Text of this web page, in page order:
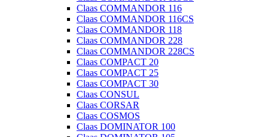
Claas COMMANDOR 116
Claas COMMANDOR 116CS
Claas COMMANDOR 118
Claas COMMANDOR 228
Claas COMMANDOR 228CS
Claas COMPACT 20
Claas COMPACT 25
Claas COMPACT 30
Claas CONSUL
Claas CORSAR
Claas COSMOS
Claas DOMINATOR 100